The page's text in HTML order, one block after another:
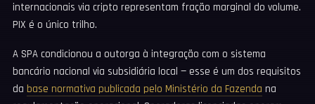
internacionais via cripto representam fração marginal do volume.
PIX é o único trilho.
A SPA condicionou a outorga à integração com o sistema
bancário nacional via subsidiária local — esse é um dos requisitos
da base normativa publicada pelo Ministério da Fazenda na